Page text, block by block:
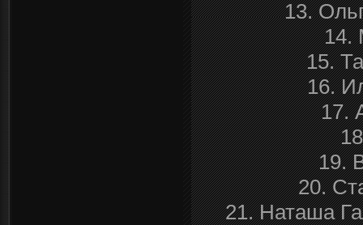
13.
14.
15.
16.
17.
19.
20.
21. Наташа